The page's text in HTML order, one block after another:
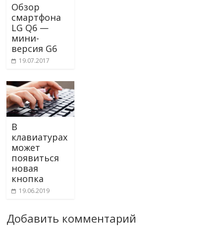
Обзор
смартфона
LG Q6 —
мини-
версия G6
19.07.2017
В
клавиатурах
может
появиться
новая
кнопка
19.06.2019
Добавить комментарий